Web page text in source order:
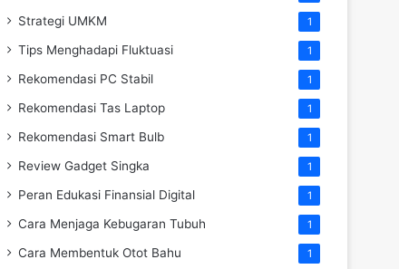
Strategi UMKM 1
Tips Menghadapi Fluktuasi 1
Rekomendasi PC Stabil 1
Rekomendasi Tas Laptop 1
Rekomendasi Smart Bulb 1
Review Gadget Singka 1
Peran Edukasi Finansial Digital 1
Cara Menjaga Kebugaran Tubuh 1
Cara Membentuk Otot Bahu 1